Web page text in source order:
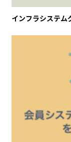
インフラシステム